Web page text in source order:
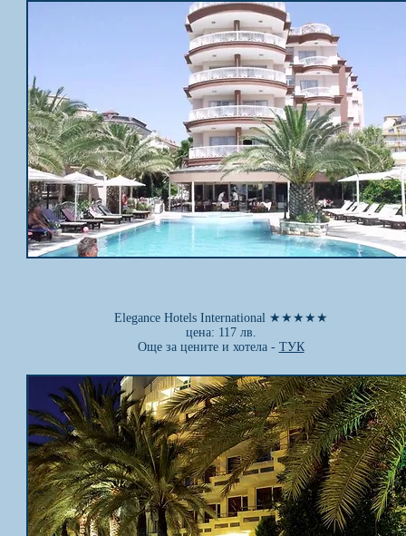
Elegance Hotels International ★★★ ★ ★
цена: 117 лв.
Още за цените и хотела - ТУК